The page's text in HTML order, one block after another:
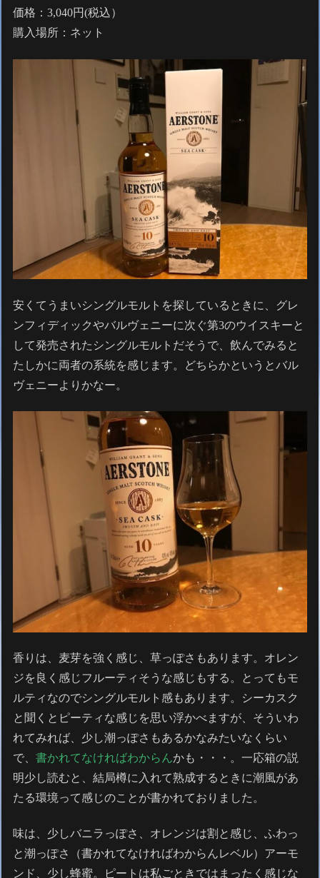
価格：3,040円(税込）
購入場所：ネット
安くてうまいシングルモルトを探しているときに、グレ
ンフィディックやバルヴェニーに次ぐ第3のウイスキーと
して発売されたシングルモルトだそうで、飲んでみると
たしかに両者の系統を感じます。どちらかというとバル
ヴェニーよりかなー。
香りは、麦芽を強く感じ、草っぽさもあります。オレン
ジを良く感じフルーティそうな感じもする。とってもモ
ルティなのでシングルモルト感もあります。シーカスク
と聞くとピーティな感じを思い浮かべますが、そういわ
れてみれば、少し潮っぽさもあるかなみたいなくらい
で、書かれてなければわからんかも・・・。一応箱の説
明少し読むと、結局樽に入れて熟成するときに潮風があ
たる環境って感じのことが書かれておりました。
味は、少しバニラっぽさ、オレンジは割と感じ、ふわっ
と潮っぽさ（書かれてなければわからんレベル）アーモ
ンド、少し蜂蜜。ピートは私ごときではまったく感じな